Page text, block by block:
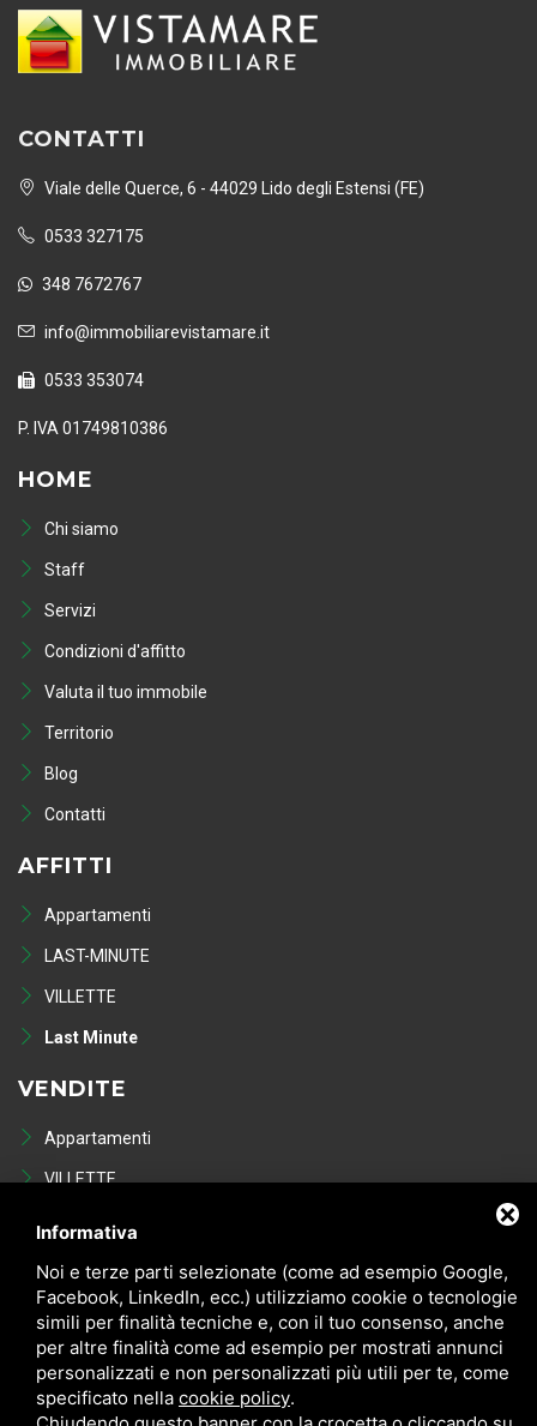
CONTATTI
Viale delle Querce, 6 - 44029 Lido degli Estensi (FE)
0533 327175
348 7672767
info@immobiliarevistamare.it
0533 353074
P. IVA 01749810386
HOME
Chi siamo
Staff
Servizi
Condizioni d'affitto
Valuta il tuo immobile
Territorio
Blog
Contatti
AFFITTI
Appartamenti
LAST-MINUTE
VILLETTE
Last Minute
VENDITE
Appartamenti
VILLETTE
NEGOZI
POSTI AUTO - GARAGE
Occasioni in vendita
Informativa
Noi e terze parti selezionate (come ad esempio Google,
Facebook, LinkedIn, ecc.) utilizziamo cookie o tecnologie
simili per finalità tecniche e, con il tuo consenso, anche
per altre finalità come ad esempio per mostrati annunci
personalizzati e non personalizzati più utili per te, come
specificato nella cookie policy.